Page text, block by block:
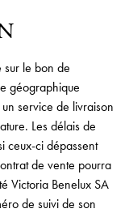
sur le bon de
géographique
service de livraison
Les délais de
ceux-ci dépassent
de vente pourra
Victoria Benelux SA
de suivi de son